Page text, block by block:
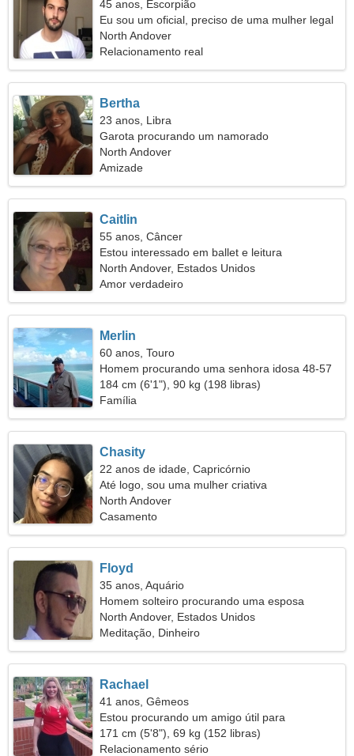
45 anos, Escorpião
Eu sou um oficial, preciso de uma mulher legal
North Andover
Relacionamento real
Bertha
23 anos, Libra
Garota procurando um namorado
North Andover
Amizade
Caitlin
55 anos, Câncer
Estou interessado em ballet e leitura
North Andover, Estados Unidos
Amor verdadeiro
Merlin
60 anos, Touro
Homem procurando uma senhora idosa 48-57
184 cm (6'1"), 90 kg (198 libras)
Família
Chasity
22 anos de idade, Capricórnio
Até logo, sou uma mulher criativa
North Andover
Casamento
Floyd
35 anos, Aquário
Homem solteiro procurando uma esposa
North Andover, Estados Unidos
Meditação, Dinheiro
Rachael
41 anos, Gêmeos
Estou procurando um amigo útil para
caminharmos juntos
171 cm (5'8"), 69 kg (152 libras)
Relacionamento sério